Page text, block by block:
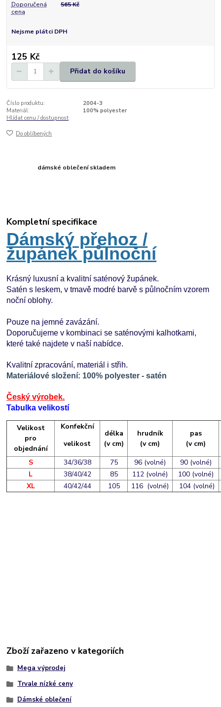
Doporučená
cena
565 Kč
Nejsme plátci DPH
125 Kč
Přidat do košíku
Číslo produktu:
2004-3
Materiál:
100% polyester
Hlídat cenu / dostupnost
Do oblíbených
dámské oblečení skladem
Kompletní specifikace
Dámský přehoz /
župánek půlnoční
Krásný luxusní a kvalitní saténový župánek.
Satén s leskem, v tmavě modré barvě s půlnočním vzorem
noční oblohy.
Pouze na jemné zavázání.
Doporučujeme v kombinaci se saténovými kalhotkami,
které také najdete v naší nabídce.
Kvalitní zpracování, materiál i střih.
Materiálové složení: 100% polyester - satén
Český výrobek.
Tabulka velikostí
Velikost
pro
objednání
Konfekční
velikost
délka
(v cm)
hrudník
(v cm)
pas
(v cm)
S
34/36/38 75 96 (volné)
90 (volné)
L
38/40/42 85 112 (volné)
100 (volné)
XL
40/42/44 105 116 (volné) 104 (volné)
Zboží zařazeno v kategoriích
Mega výprodej
Trvale nízké ceny
Dámské oblečení